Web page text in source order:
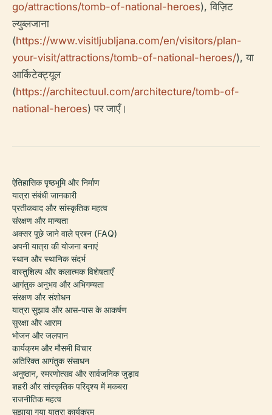
go/attractions/tomb-of-national-heroes), विज़िट
ल्युब्लजाना
(https://www.visitljubljana.com/en/visitors/plan-
your-visit/attractions/tomb-of-national-heroes/), या
आर्किटेक्ट्यूल
(https://architectuul.com/architecture/tomb-of-
national-heroes) पर जाएँ।
ऐतिहासिक पृष्ठभूमि और निर्माण
यात्रा संबंधी जानकारी
प्रतीकवाद और सांस्कृतिक महत्व
संरक्षण और मान्यता
अक्सर पूछे जाने वाले प्रश्न (FAQ)
अपनी यात्रा की योजना बनाएं
स्थान और स्थानिक संदर्भ
वास्तुशिल्प और कलात्मक विशेषताएँ
आगंतुक अनुभव और अभिगम्यता
संरक्षण और संशोधन
यात्रा सुझाव और आस-पास के आकर्षण
सुरक्षा और आराम
भोजन और जलपान
कार्यक्रम और मौसमी विचार
अतिरिक्त आगंतुक संसाधन
अनुष्ठान, स्मरणोत्सव और सार्वजनिक जुड़ाव
शहरी और सांस्कृतिक परिदृश्य में मकबरा
राजनीतिक महत्व
सुझाया गया यात्रा कार्यक्रम